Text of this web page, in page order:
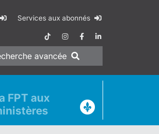
Services aux abonnés
avancée
FPT aux